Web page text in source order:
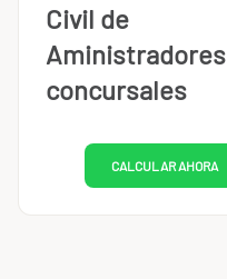
Civil de
Aministradores
concursales
CALCULAR AHORA